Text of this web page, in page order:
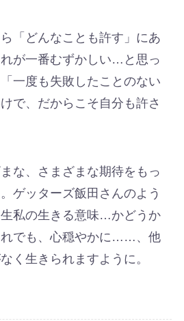
「どんなことも許す」にあ
が一番むずかしい…と思っ
一度も失敗したことのない
で、だからこそ自分も許さ
な、さまざまな期待をもっ
ゲッターズ飯田さんのよう
私の生きる意味…かどうか
れでも、心穏やかに……、他
く生きられますように。